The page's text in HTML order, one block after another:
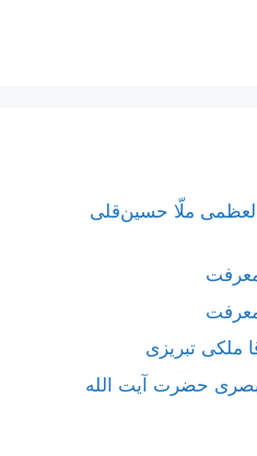
ملّا حسین‌قلی
ملکی تبریزی
حضرت آیت الله